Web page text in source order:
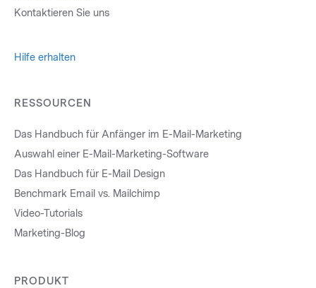
Kontaktieren Sie uns
Hilfe erhalten
RESSOURCEN
Das Handbuch für Anfänger im E-Mail-Marketing
Auswahl einer E-Mail-Marketing-Software
Das Handbuch für E-Mail Design
Benchmark Email vs. Mailchimp
Video-Tutorials
Marketing-Blog
PRODUKT